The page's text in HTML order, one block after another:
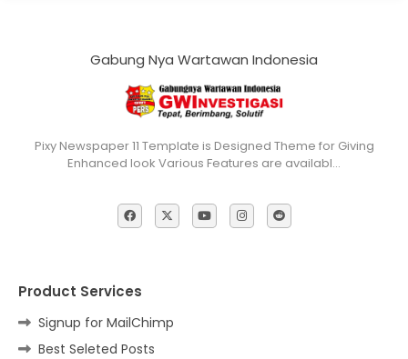
Gabung Nya Wartawan Indonesia
Pixy Newspaper 11 Template is Designed Theme for Giving
Enhanced look Various Features are availabl…
Product Services
Signup for MailChimp
Best Seleted Posts